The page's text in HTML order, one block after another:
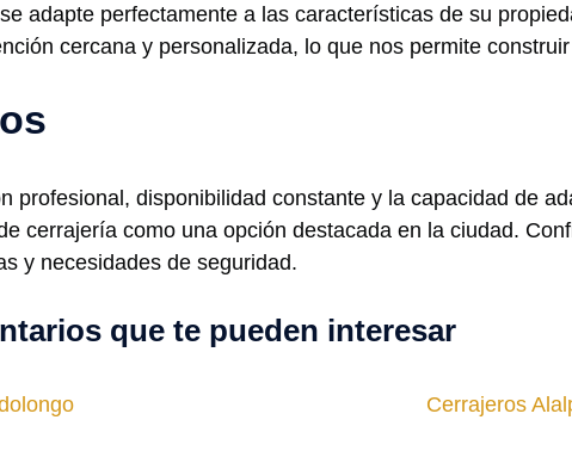
adapte perfectamente a las características de su
cercana y personalizada, lo que nos permite
profesional, disponibilidad constante y la capacidad de
cerrajería como una opción destacada en la ciudad.
y necesidades de seguridad.
que te pueden interesar
Cerrajeros